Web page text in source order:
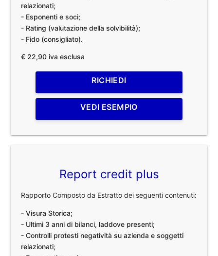
relazionati;
- Esponenti e soci;
- Rating (valutazione della solvibilità);
- Fido (consigliato).
€ 22,90 iva esclusa
RICHIEDI
VEDI ESEMPIO
Report credit plus
Rapporto Composto da Estratto dei seguenti contenuti:
- Visura Storica;
- Ultimi 3 anni di bilanci, laddove presenti;
- Controlli protesti negatività su azienda e soggetti
relazionati;